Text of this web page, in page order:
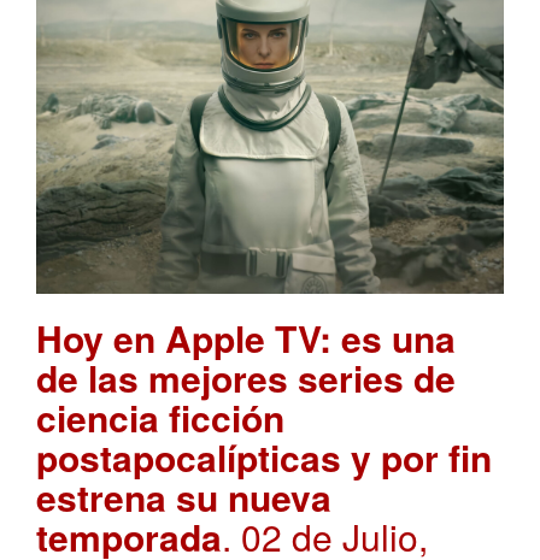
Hoy en Apple TV: es una
de las mejores series de
ciencia ficción
postapocalípticas y por fin
estrena su nueva
temporada. 02 de Julio,